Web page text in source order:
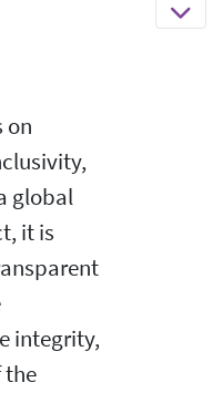
on
global
it is
integrity,
the